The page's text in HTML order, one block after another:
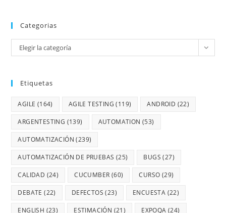
Categorias
Elegir la categoría
Etiquetas
AGILE (164) AGILE TESTING (119) ANDROID (22)
ARGENTESTING (139) AUTOMATION (53)
AUTOMATIZACIÓN (239)
AUTOMATIZACIÓN DE PRUEBAS (25) BUGS (27)
CALIDAD (24) CUCUMBER (60) CURSO (29)
DEBATE (22) DEFECTOS (23) ENCUESTA (22)
ENGLISH (23) ESTIMACIÓN (21) EXPOQA (24)